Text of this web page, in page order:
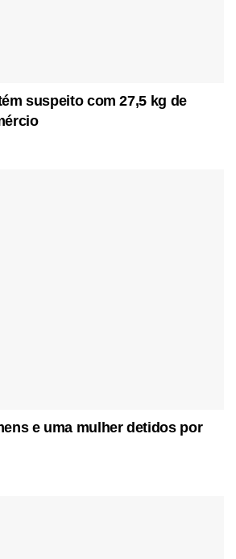
suspeito com 27,5 kg de
e uma mulher detidos por